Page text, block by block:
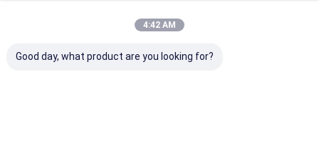
4:42 AM
Good day, what product are you looking for?